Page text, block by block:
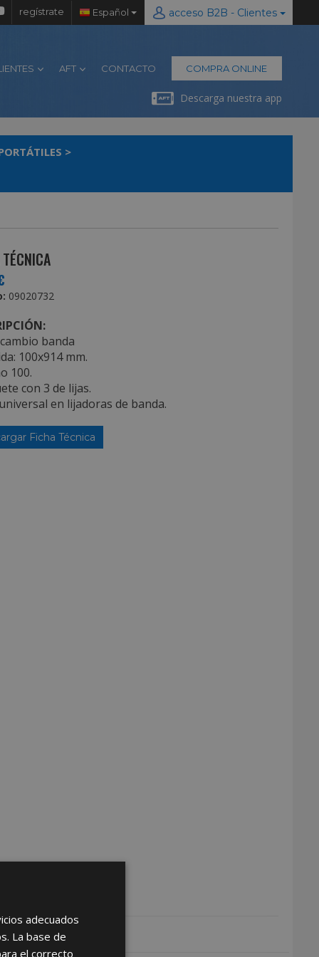
regístrate Español acceso B2B - Clientes
AFT CONTACTO COMPRA ONLINE
Descarga nuestra app
>
09020732
banda
100x914 mm.
100.
con 3 de lijas.
en lijadoras de banda.
Ficha Técnica
adecuados
La base de
el correcto